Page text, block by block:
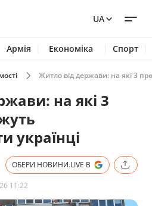
UA
Армія Економіка Спорт
Житло від держави: на які 3
на які 3
українці
ОБЕРИ НОВИНИ.LIVE В
11:22